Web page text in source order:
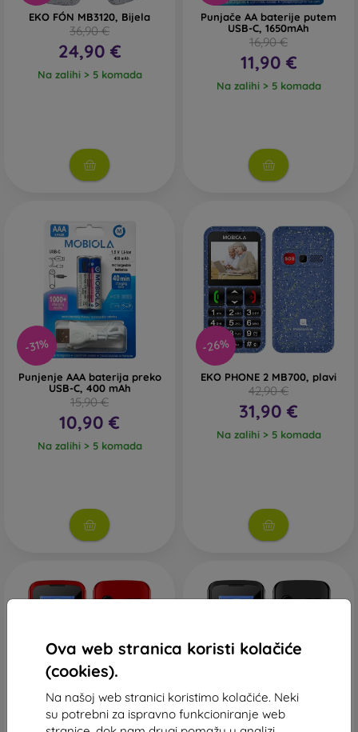
Ova web stranica koristi kolačiće
(cookies).
Na našoj web stranici koristimo kolačiće. Neki
su potrebni za ispravno funkcioniranje web
EKO FÓN MB3120, Bijela
36,90 €
24,90 €
Na zalihi > 5 komada
Punjače AA baterije putem
USB-C, 1650mAh
16,90 €
11,90 €
Na zalihi > 5 komada
-31%
Punjenje AAA baterija preko
USB-C, 400 mAh
15,90 €
10,90 €
Na zalihi > 5 komada
-26%
EKO PHONE 2 MB700, plavi
42,90 €
31,90 €
Na zalihi > 5 komada
-15% -15%